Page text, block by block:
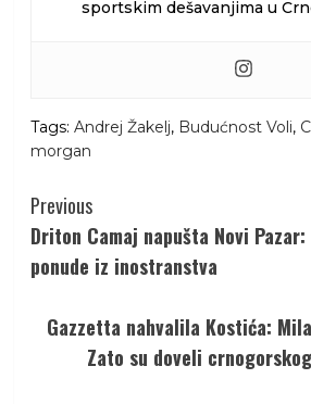
sportskim dešavanjima u
Tags: Andrej Žakelj, Budućnost Voli,
morgan
Continue
Reading
Previous
Driton Camaj napušta Novi
ponude iz inostranstva
Gazzetta nahvalila Kostića:
Zato su doveli